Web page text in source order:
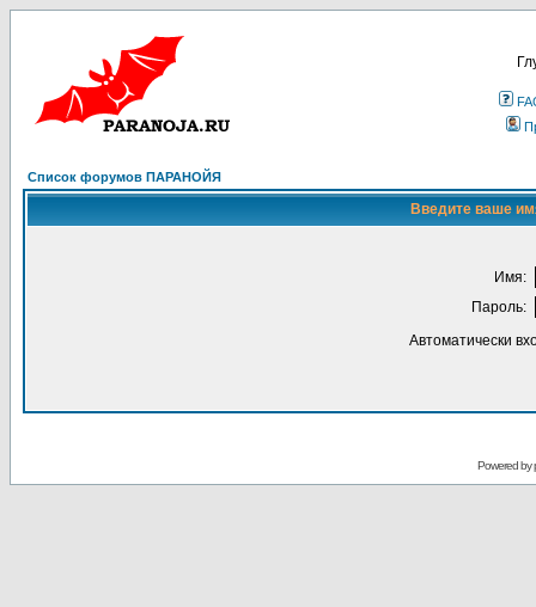
Список форумов ПАРАНОЙЯ
Введите ваше
Имя:
Пароль:
Автоматически
Powered by